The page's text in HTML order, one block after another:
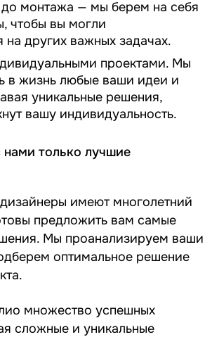
до монтажа — мы берем на себя
чтобы вы могли
на других важных задачах.
проектами. Мы
в жизнь любые ваши идеи и
уникальные решения,
вашу индивидуальность.
только лучшие
имеют многолетний
предложить вам самые
Мы проанализируем ваши
оптимальное решение
множество успешных
сложные и уникальные